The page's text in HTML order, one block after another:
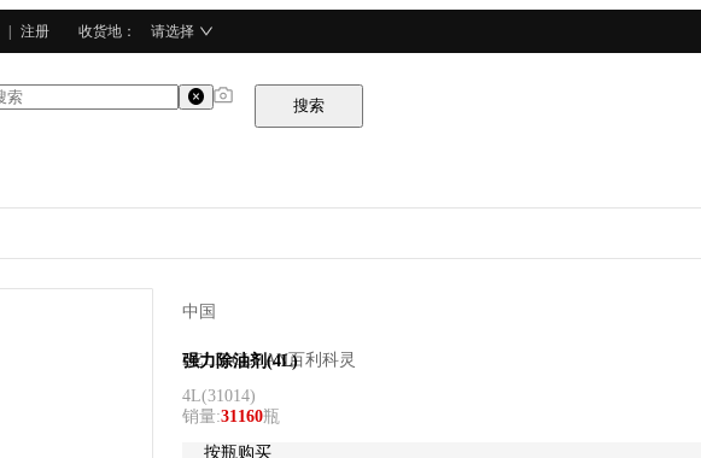
注册 收货地 ： 请选择
搜索
中国
BELIECLEAN百利科灵
强力除油剂(4L)
4L(31014)
销量:31160瓶
按瓶购买